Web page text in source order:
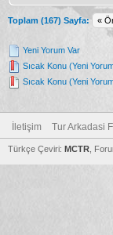
Toplam (167) Sayfa: «
Yeni Yorum Var
Sıcak Konu (Yeni
Sıcak Konu (Yeni
İletişim Tur Arkadasi
Türkçe Çeviri: MCTR ,